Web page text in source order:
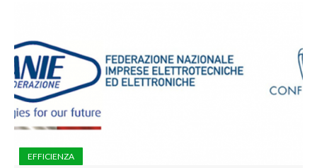
EFFICIENZA